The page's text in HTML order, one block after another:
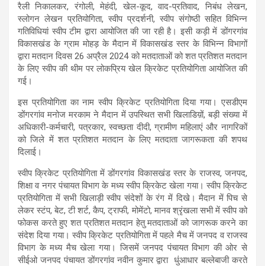
रैली निकालकर, रंगोली, मेहंदी, खेल-कूद, वाद-प्रतिवाद, निबंध लेखन,
स्लोगन लेखन प्रतियोगिता, स्वीप प्रदर्शनी, स्वीप संगोष्ठी सहित विभिन्न
गतिविधियां स्वीप टीम द्वारा आयोजित की जा रही है। इसी कड़ी में डोंगरगांव
विकासखंड के ग्राम मोहड़ के मैदान में विकासखंड स्तर के विभिन्न विभागों
द्वारा मतदान दिवस 26 अप्रैल 2024 को मतदाताओं को शत प्रतिशत मतदान
के लिए स्वीप की थीम पर लोकप्रिय खेल क्रिकेट प्रतियोगिता आयोजित की
गई।
इस प्रतियोगिता का नाम स्वीप क्रिकेट प्रतियोगिता दिया गया। एसडीएम
डोंगरगांव मनोज मरकाम ने मैदान में उपस्थित सभी खिलाडिय़ों, बड़ी संख्या में
अधिकारी-कर्मचारी, पत्रकार, स्वच्छता दीदी, ग्रामीण महिलाएं और नागरिकों
को जिले में शत प्रतिशत मतदान के लिए मतदाता जागरूकता की शपथ
दिलाई।
स्वीप क्रिकेट प्रतियोगिता में डोंगरगांव विकासखंड स्तर के राजस्व, जनपद,
शिक्षा व नगर पंचायत विभाग के मध्य स्वीप क्रिकेट खेला गया। स्वीप क्रिकेट
प्रतियोगिता में सभी खिलाड़ी स्वीप संदेशों के रंग में दिखे। मैदान में पिच से
लेकर स्टंप, बेट, टी शर्ट, कैप, ट्राफी, मोमेंटो, मानव श्रृंखला सभी में स्वीप को
फोकस करते हुए शत प्रतिशत मतदान हेतु मतदाताओं को जागरूक करने का
संदेश दिया गया। स्वीप क्रिकेट प्रतियोगिता में पहले मैच में जनपद व राजस्व
विभाग के मध्य मैच खेला गया। जिसमें जनपद पंचायत विभाग की ओर से
सीईओ जनपद पंचायत डोंगरगांव नवीन कुमार द्वारा धुंआधार बल्लेबाजी करते